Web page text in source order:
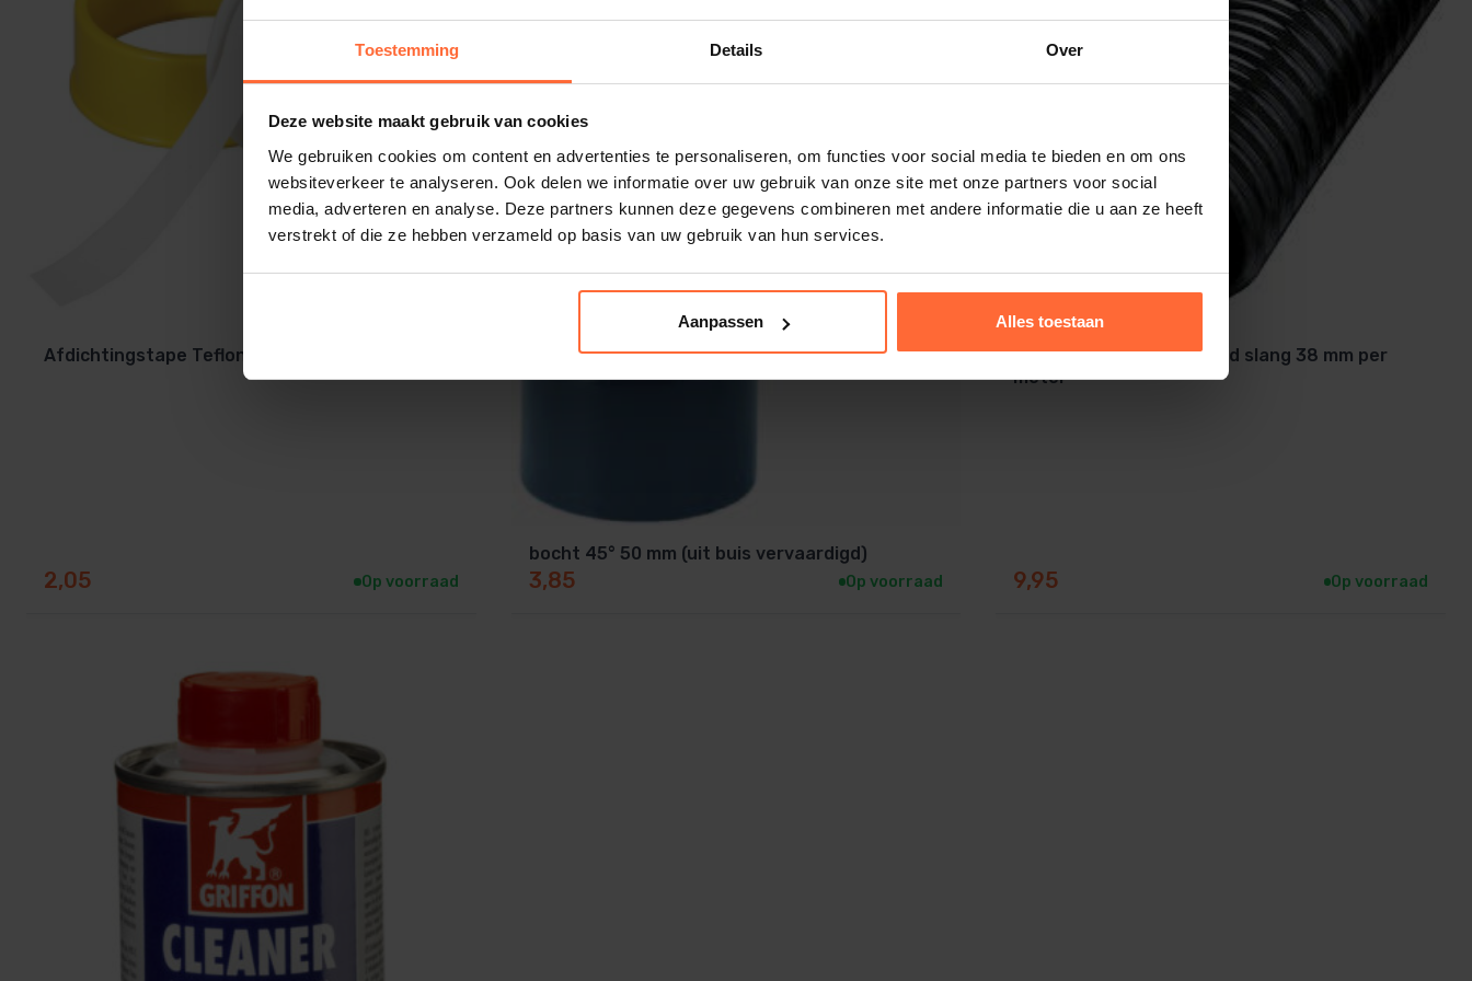
Toestemming Details Over
Deze website maakt gebruik van cookies
We gebruiken cookies om content en advertenties te personaliseren, om functies voor social media te bieden en om ons
websiteverkeer te analyseren. Ook delen we informatie over uw gebruik van onze site met onze partners voor social
media, adverteren en analyse. Deze partners kunnen deze gegevens combineren met andere informatie die u aan ze heeft
verstrekt of die ze hebben verzameld op basis van uw gebruik van hun services.
Aanpassen Alles toestaan
Afdichtingstape Teflon
2,05 Op voorraad
bocht 45° 50 mm (uit buis vervaardigd)
3,85 Op voorraad
Flexibele (LDPE) zwembad slang 38 mm per
meter
9,95 Op voorraad